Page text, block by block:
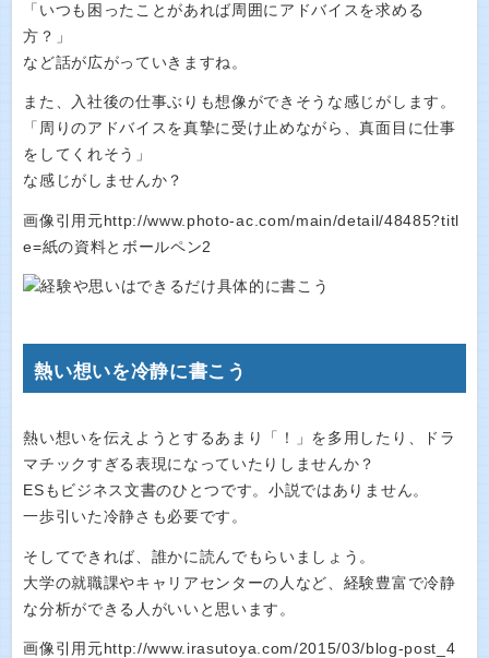
「いつも困ったことがあれば周囲にアドバイスを求める
方？」
など話が広がっていきますね。
また、入社後の仕事ぶりも想像ができそうな感じがします。
「周りのアドバイスを真摯に受け止めながら、真面目に仕事
をしてくれそう」
な感じがしませんか？
画像引用元http://www.photo-ac.com/main/detail/48485?titl
e=紙の資料とボールペン2
熱い想いを冷静に書こう
熱い想いを伝えようとするあまり「！」を多用したり、ドラ
マチックすぎる表現になっていたりしませんか？
ESもビジネス文書のひとつです。小説ではありません。
一歩引いた冷静さも必要です。
そしてできれば、誰かに読んでもらいましょう。
大学の就職課やキャリアセンターの人など、経験豊富で冷静
な分析ができる人がいいと思います。
画像引用元http://www.irasutoya.com/2015/03/blog-post_4